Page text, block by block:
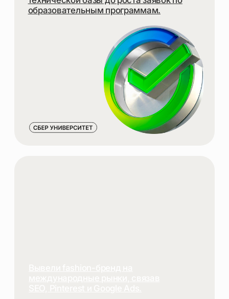
СЕМАНТИКУ
ПО СТРАНАМ И ЯЗЫКАМ